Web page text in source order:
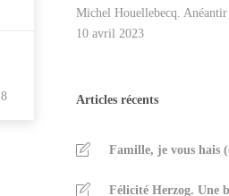
8
Michel Houellebecq. Anéantir
10 avril 2023
Articles récents
Famille, je vous hais
Félicité Herzog. Une